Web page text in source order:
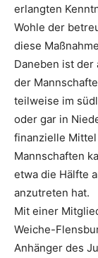
erlangten
Wohle der
diese
Daneben ist
der
teilweise im
oder gar in
finanzielle
Mannschaften
etwa die Hälfte
anzutreten hat.
Mit einer
Weiche-
Anhänger des